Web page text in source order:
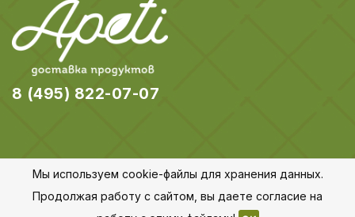
8 (495) 822-07-07
© 2018-2026 Apeti.ru,Карта сайта
Мы используем cookie-файлы для хранения данных.
Продолжая работу с сайтом, вы даете согласие на